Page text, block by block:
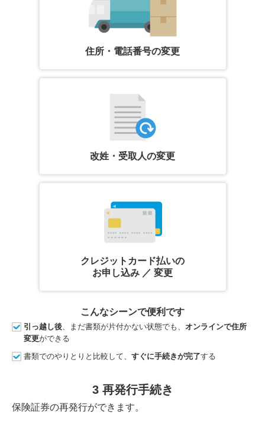
住所・電話番号の変更
改姓・受取人の変更
クレジットカード払いの
お申し込み ／ 変更
こんなシーンで便利です
引っ越し後 、まだ書類が片付かない状態でも、 オンラインで住所
変更ができる
書類でのやりとりと比較して、 すぐに手続きが完了する
3 再発行手続き
保険証券の再発行ができます。